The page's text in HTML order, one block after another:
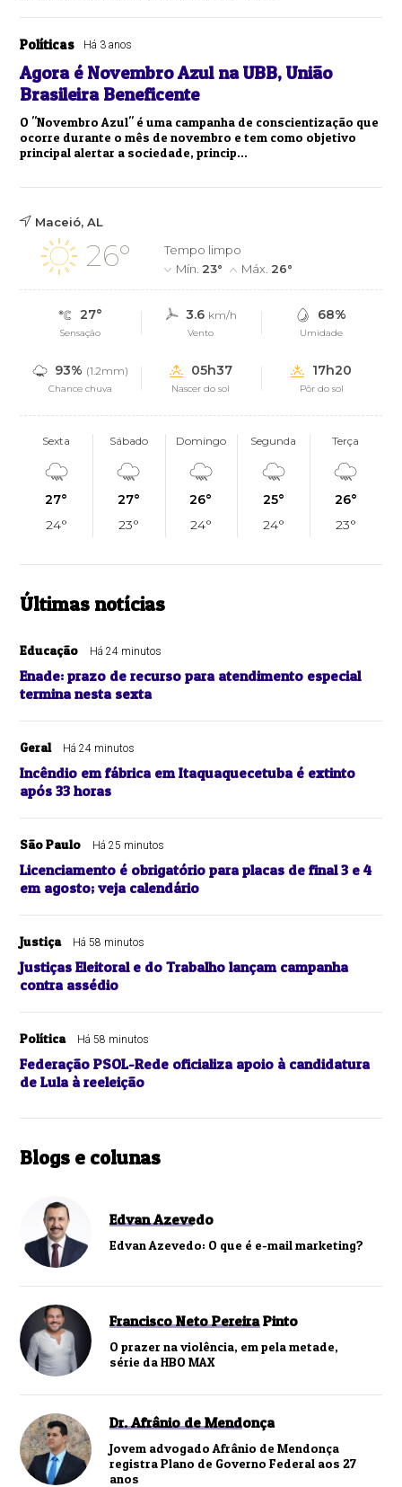
Políticas Há 3 anos
Agora é Novembro Azul na UBB, União
Brasileira Beneficente
O "Novembro Azul" é uma campanha de conscientização que
ocorre durante o mês de novembro e tem como objetivo
principal alertar a sociedade, princip...
Maceió, AL
26°
Tempo limpo
Mín. 23° Máx. 26°
27°
Sensação
3.6 km/h
Vento
68%
Umidade
93% (1.2mm)
Chance chuva
05h37
Nascer do sol
17h20
Pôr do sol
Sexta
27°
24°
Sábado
27°
23°
Domingo
26°
24°
Segunda
25°
24°
Terça
26°
23°
Últimas notícias
Educação Há 24 minutos
Enade: prazo de recurso para atendimento especial
termina nesta sexta
Geral Há 24 minutos
Incêndio em fábrica em Itaquaquecetuba é extinto
após 33 horas
São Paulo Há 25 minutos
Licenciamento é obrigatório para placas de final 3 e 4
em agosto; veja calendário
Justiça Há 58 minutos
Justiças Eleitoral e do Trabalho lançam campanha
contra assédio
Política Há 58 minutos
Federação PSOL-Rede oficializa apoio à candidatura
de Lula à reeleição
Blogs e colunas
Edvan Azevedo
Edvan Azevedo: O que é e-mail marketing?
Francisco Neto Pereira Pinto
O prazer na violência, em pela metade,
série da HBO MAX
Dr. Afrânio de Mendonça
Jovem advogado Afrânio de Mendonça
registra Plano de Governo Federal aos 27
anos